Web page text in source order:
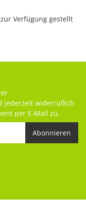
Verfügung gestellt
jederzeit widerruflich
per E-Mail zu.
Abonnieren